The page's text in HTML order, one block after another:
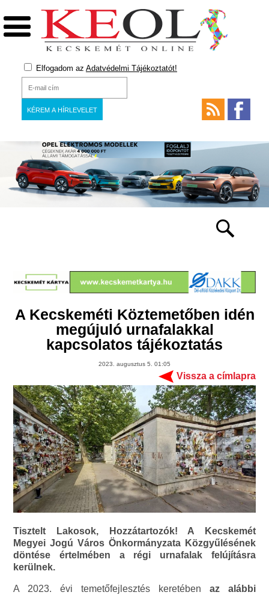
Elfogadom az Adatvédelmi Tájékoztatót!
A Kecskeméti Köztemetőben idén
megújuló urnafalakkal
kapcsolatos tájékoztatás
2023. augusztus 5. 01:05
Vissza a címlapra
Tisztelt Lakosok, Hozzátartozók! A Kecskemét
Megyei Jogú Város Önkormányzata Közgyűlésének
döntése értelmében a régi urnafalak felújításra
kerülnek.
A 2023. évi temetőfejlesztés keretében az alábbi